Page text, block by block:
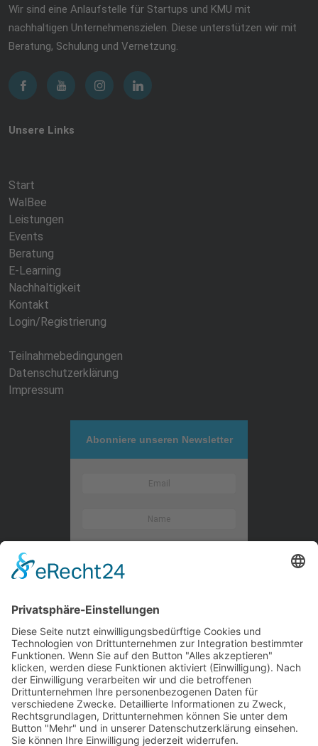
Wir sind eine Anlaufstelle für Startups und KMU mit
nachhaltigen Unternehmenszielen. Diese unterstützen wir mit
Beratung, Schulung und Vernetzung.
Unsere Links
Start
WalBee
Leistungen
Events
Beratung
E-Learning
Nachhaltigkeit
Kontakt
Login/Registrierung
Teilnahmebedingungen
Datenschutzerklärung
Impressum
Abonniere unseren Newsletter
Kontaktieren Sie uns
WalBee
Bizzmade GmbH
Gießereistraße 29
83022 Rosenheim
Tel.:+49 8031 282 09 50